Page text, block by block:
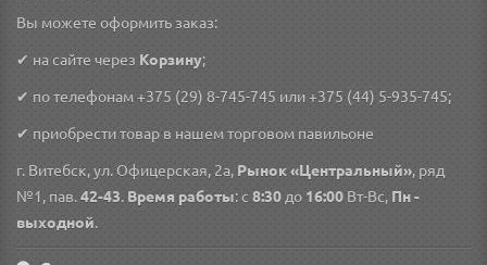
Вы можете оформить заказ:
✔ на сайте через Корзину;
✔ по телефонам +375 (29) 8-745-745 или +375 (44) 5-935-745;
✔ приобрести товар в нашем торговом павильоне
г. Витебск, ул. Офицерская, 2а, Рынок «Центральный», ряд
№1, пав.42-43. Время работы: с 8:30 до 16:00 Вт-Вс, Пн -
выходной.